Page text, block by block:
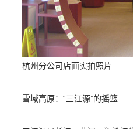
杭州分公司店面实拍照片
雪域高原：“三江源”的摇篮